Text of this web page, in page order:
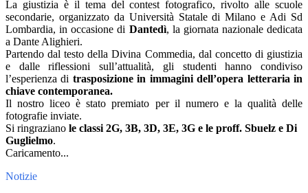
La giustizia è il tema del contest fotografico, rivolto alle scuole
secondarie, organizzato da Università Statale di Milano e Adi Sd
Lombardia, in occasione di Dantedì, la giornata nazionale dedicata
a Dante Alighieri.
Partendo dal testo della Divina Commedia, dal concetto di giustizia
e dalle riflessioni sull’attualità, gli studenti hanno condiviso
l’esperienza di trasposizione in immagini dell’opera letteraria in
chiave contemporanea.
Il nostro liceo è stato premiato per il numero e la qualità delle
fotografie inviate.
Si ringraziano le classi 2G, 3B, 3D, 3E, 3G e le proff. Sbuelz e Di
Guglielmo.
Caricamento...
Notizie